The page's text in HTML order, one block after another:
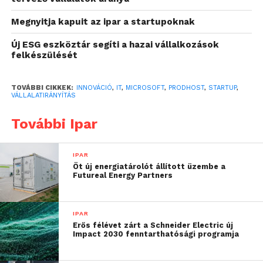
A programba való bekerülés rangos elismerést
jelent a világ bármely pontján. Magyarországról a
prodHost vállalatirányítási rendszerekkel foglalkozó
startup érdemelte ki ezt a közelmúltban, melynek
Appsource-on jelennek meg, amin keresztül
Szigorú követelmények
teljesítése után került a
prodHost a Microsoft for
Startups Programba
AMicrosoft for Startups
jövőbemutató tervekbeBerkovics Dalma, a
program magyarországi képviselője
Szabolcs, a prodHost ERP-rendszer ügyvezetője
Megnyitja kapuit az ipar a startupoknak
Új ESG eszköztár segíti a hazai vállalkozások
felkészülését
TOVÁBBI CIKKEK: INNOVÁCIÓ, IT, MICROSOFT, PRODHOST, STARTUP,
VÁLLALATIRÁNYÍTÁS
További Ipar
IPAR
Öt új energiatárolót állított üzembe a
Futureal Energy Partners
IPAR
Erős félévet zárt a Schneider Electric új
Impact 2030 fenntarthatósági programja